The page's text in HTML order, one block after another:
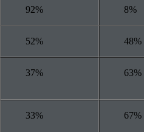
92% 8%
52% 48%
37% 63%
33% 67%